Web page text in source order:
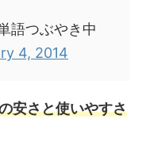
語つぶやき中
4, 2014
安さと使いやすさ